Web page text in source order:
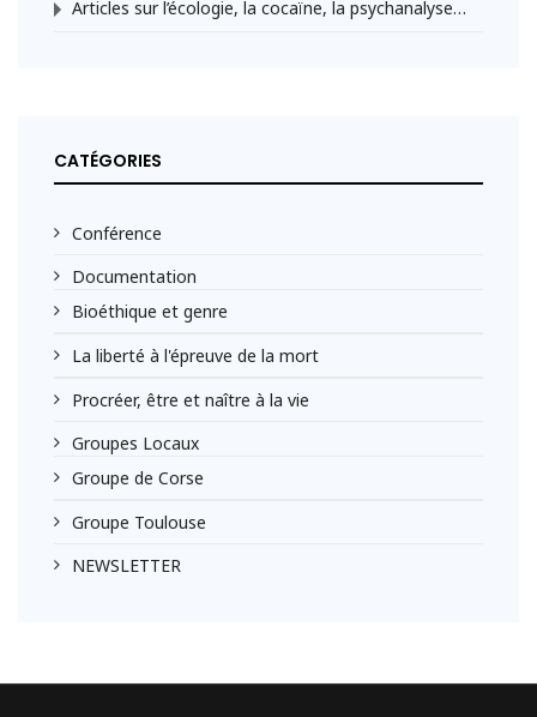
Articles sur l’écologie, la cocaïne, la psychanalyse…
CATÉGORIES
Conférence
Documentation
Bioéthique et genre
La liberté à l'épreuve de la mort
Procréer, être et naître à la vie
Groupes Locaux
Groupe de Corse
Groupe Toulouse
NEWSLETTER